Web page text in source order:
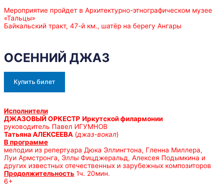
Мероприятие пройдет в Архитектурно-этнографическом музее
«Тальцы»
Байкальский тракт, 47-й км., шатёр на берегу Ангары
ОСЕННИЙ ДЖАЗ
Купить билет
Исполнители
ДЖАЗОВЫЙ ОРКЕСТР Иркутской филармонии
руководитель Павел ИГУМНОВ
Татьяна АЛЕКСЕЕВА (джаз-вокал)
В программе
мелодии из репертуара Дюка Эллингтона, Гленна Миллера,
Луи Армстронга, Эллы Фицджеральд, Алексея Подымкина и
других известных отечественных и зарубежных композиторов
Продолжительность 1ч. 20мин.
6+